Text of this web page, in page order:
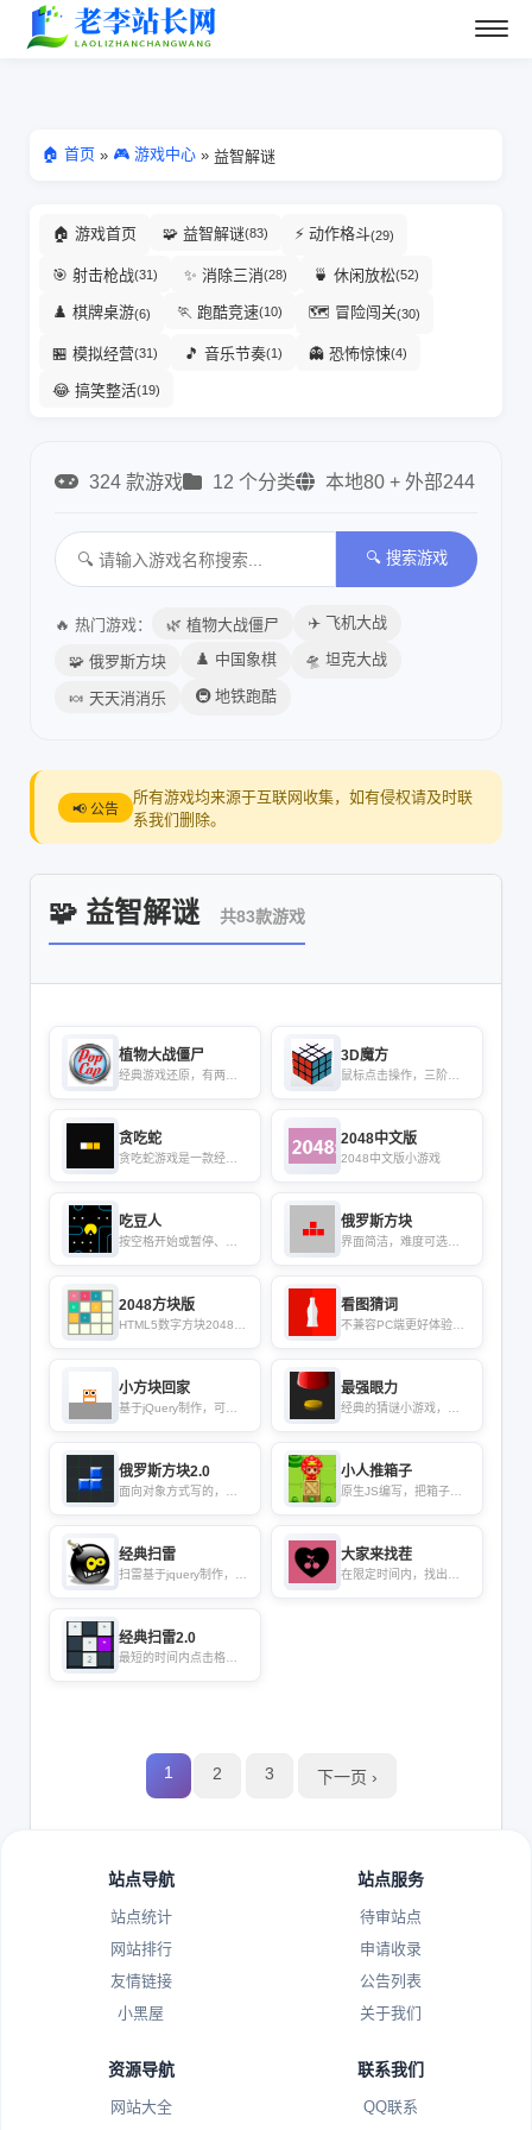
🏠 首页 » 🎮 游戏中心 » 益智解谜
🏠 游戏首页 🧩 益智解谜(83) ⚡ 动作格斗(29)
🎯 射击枪战(31) ✨ 消除三消(28) 🍵 休闲放松(52)
♟️ 棋牌桌游(6) 🏃 跑酷竞速(10) 🗺️ 冒险闯关(30)
🏪 模拟经营(31) 🎵 音乐节奏(1) 👻 恐怖惊悚(4)
😂 搞笑整活(19)
324 款游戏 12 个分类 本地80 + 外部244
🔍 搜索游戏
🔥 热门游戏： 🌿 植物大战僵尸 ✈️ 飞机大战
🧩 俄罗斯方块 ♟️ 中国象棋 🛸 坦克大战
🍬 天天消消乐 🚇 地铁跑酷
📢 公告
所有游戏均来源于互联网收集，如有侵权请及时联
系我们删除。
🧩 益智解谜 共83款游戏
植物大战僵尸
经典游戏还原，有两种
3D魔方
鼠标点击操作，三阶魔
贪吃蛇
贪吃蛇游戏是一款经典
2048中文版
2048中文版小游戏
吃豆人
按空格开始或暂停、继
俄罗斯方块
界面简洁，难度可选：
2048方块版
HTML5数字方块2048小
看图猜词
不兼容PC端更好体验请
小方块回家
基于jQuery制作，可以
最强眼力
经典的猜谜小游戏，猜
俄罗斯方块2.0
面向对象方式写的，彩
小人推箱子
原生JS编写，把箱子全
经典扫雷
扫雷基于jquery制作，计
大家来找茬
在限定时间内，找出两
经典扫雷2.0
最短的时间内点击格子
1 2 3 下一页 ›
站点导航
站点统计
网站排行
友情链接
小黑屋
站点服务
待审站点
申请收录
公告列表
关于我们
资源导航
网站大全
联系我们
QQ联系